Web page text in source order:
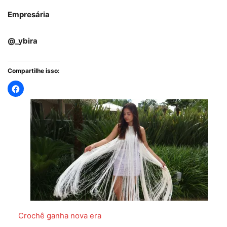
Empresária
@_ybira
Compartilhe isso:
Crochê ganha nova era